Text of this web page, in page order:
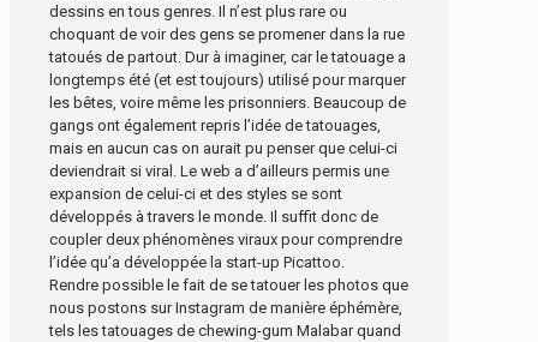
dessins en tous genres. Il n’est plus rare ou
choquant de voir des gens se promener dans la rue
tatoués de partout. Dur à imaginer, car le tatouage a
longtemps été (et est toujours) utilisé pour marquer
les bêtes, voire même les prisonniers. Beaucoup de
gangs ont également repris l’idée de tatouages,
mais en aucun cas on aurait pu penser que celui-ci
deviendrait si viral. Le web a d’ailleurs permis une
expansion de celui-ci et des styles se sont
développés à travers le monde. Il suffit donc de
coupler deux phénomènes viraux pour comprendre
l’idée qu’a développée la start-up Picattoo.
Rendre possible le fait de se tatouer les photos que
nous postons sur Instagram de manière éphémère,
tels les tatouages de chewing-gum Malabar quand